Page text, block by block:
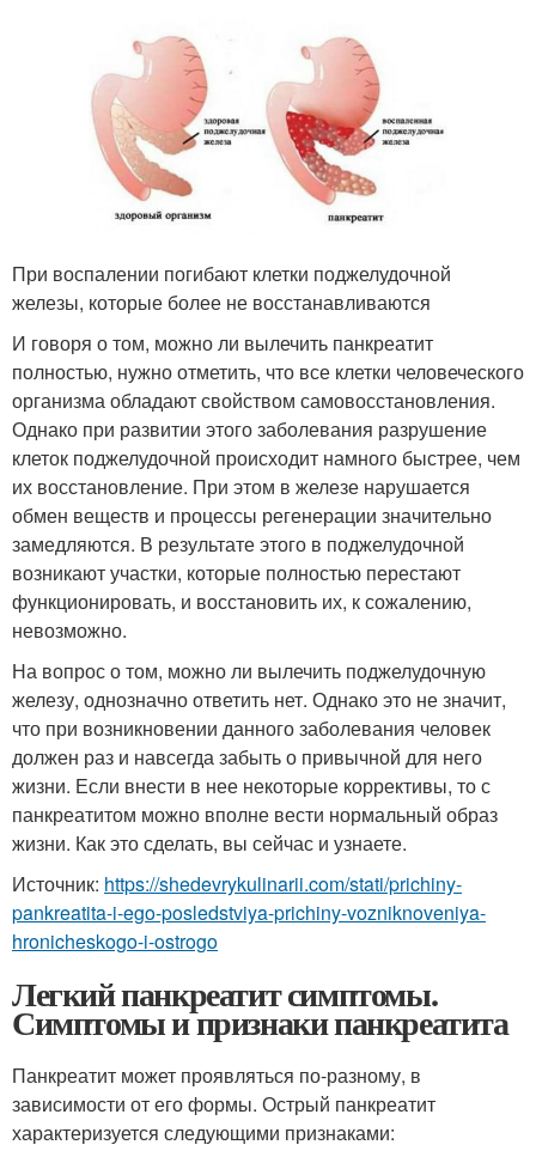
При воспалении погибают клетки поджелудочной
железы, которые более не восстанавливаются
И говоря о том, можно ли вылечить панкреатит
полностью, нужно отметить, что все клетки человеческого
организма обладают свойством самовосстановления.
Однако при развитии этого заболевания разрушение
клеток поджелудочной происходит намного быстрее, чем
их восстановление. При этом в железе нарушается
обмен веществ и процессы регенерации значительно
замедляются. В результате этого в поджелудочной
возникают участки, которые полностью перестают
функционировать, и восстановить их, к сожалению,
невозможно.
На вопрос о том, можно ли вылечить поджелудочную
железу, однозначно ответить нет. Однако это не значит,
что при возникновении данного заболевания человек
должен раз и навсегда забыть о привычной для него
жизни. Если внести в нее некоторые коррективы, то с
панкреатитом можно вполне вести нормальный образ
жизни. Как это сделать, вы сейчас и узнаете.
Источник: https://shedevrykulinarii.com/stati/prichiny-
pankreatita-i-ego-posledstviya-prichiny-vozniknoveniya-
hronicheskogo-i-ostrogo
Легкий панкреатит симптомы.
Симптомы и признаки панкреатита
Панкреатит может проявляться по-разному, в
зависимости от его формы. Острый панкреатит
характеризуется следующими признаками: